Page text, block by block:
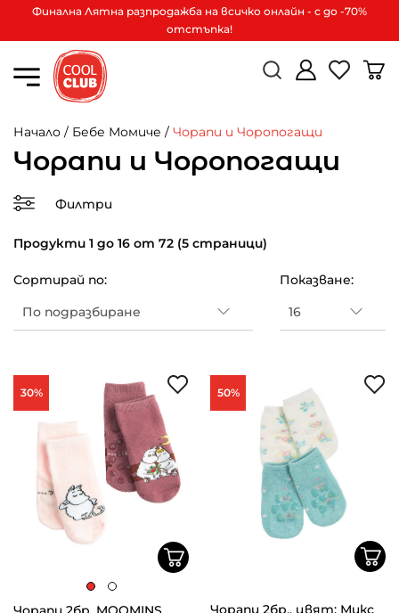
Финална Лятна разпродажба на всичко онлайн - с до -70%
отстъпка!
Начало / Бебе Момиче / Чорапи и Чоропогащи
Чорапи и Чоропогащи
Филтри
Продукти 1 до 16 от 72 (5 страници)
Сортирай по: Показване:
30% 50%
Чорапи 2бр., цвят: Микс